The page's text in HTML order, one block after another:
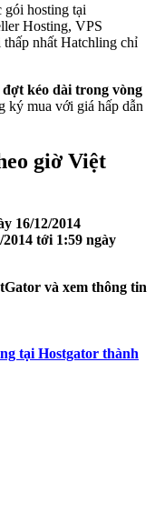
gói hosting tại
Hosting, VPS
nhất Hatchling chỉ
đợt kéo dài trong vòng
ký mua với giá hấp dẫn
giờ Việt
16/12/2014
tới 1:59 ngày
và xem thông tin
tại Hostgator thành